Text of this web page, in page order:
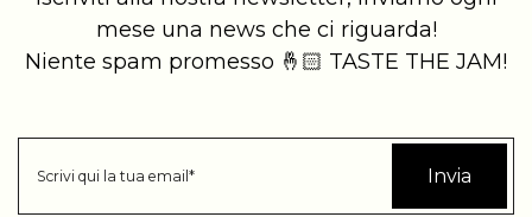
mese una news che ci riguarda!
Niente spam promesso 🤞🏻 TASTE THE JAM!